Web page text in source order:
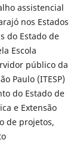
assistencial
nos Estados
do Estado de
Escola
público da
Paulo (ITESP)
do Estado de
e Extensão
de projetos,